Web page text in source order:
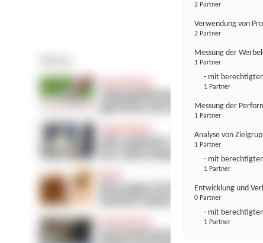
2 Partner
Verwendung von
2 Partner
Messung der
1 Partner
- mit
1 Partner
Messung der
1 Partner
Analyse von
1 Partner
- mit
1 Partner
Entwicklung und
0 Partner
- mit
1 Partner